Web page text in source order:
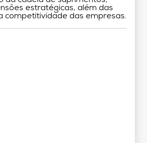
estratégicas, além das
competitividade das empresas.